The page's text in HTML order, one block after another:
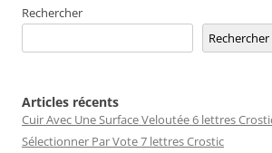
Rechercher
Rechercher
Articles récents
Cuir Avec Une Surface Veloutée 6 lettres
Sélectionner Par Vote 7 lettres Crostic